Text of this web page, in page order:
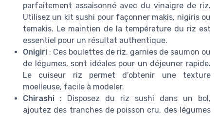
parfaitement assaisonné avec du vinaigre de riz.
Utilisez un kit sushi pour façonner makis, nigiris ou
temakis. Le maintien de la température du riz est
essentiel pour un résultat authentique.
Onigiri : Ces boulettes de riz, garnies de saumon ou
de légumes, sont idéales pour un déjeuner rapide.
Le cuiseur riz permet d’obtenir une texture
moelleuse, facile à modeler.
Chirashi : Disposez du riz sushi dans un bol,
ajoutez des tranches de poisson cru, des légumes